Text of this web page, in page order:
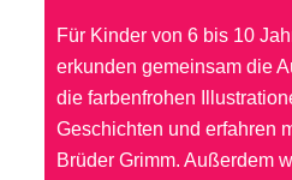
Für Kinder von 6 bis 10
erkunden gemeinsam die
die farbenfrohen
Geschichten und erfahren
Brüder Grimm. Außerdem